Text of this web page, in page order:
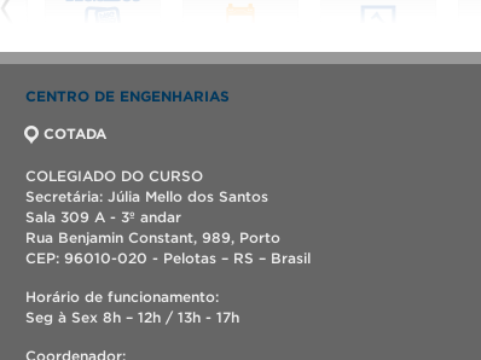
CENTRO DE ENGENHARIAS
COTADA
COLEGIADO DO CURSO
Secretária: Júlia Mello dos Santos
Sala 309 A - 3º andar
Rua Benjamin Constant, 989, Porto
CEP: 96010-020 - Pelotas – RS – Brasil
Horário de funcionamento:
Seg à Sex 8h – 12h / 13h - 17h
Coordenador: